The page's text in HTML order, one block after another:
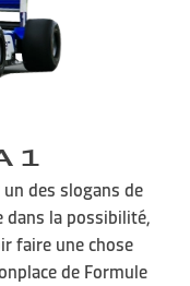
1
un des slogans de
la possibilité,
faire une chose
de Formule